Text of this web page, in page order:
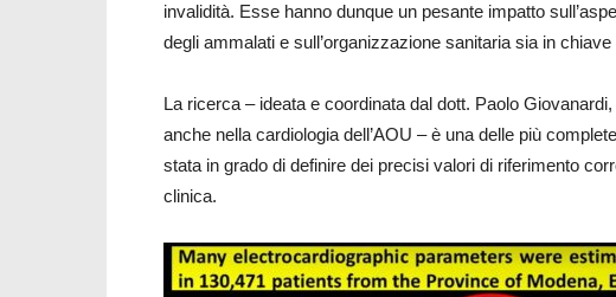
invalidità. Esse hanno dunque un pesante impatto
degli ammalati e sull’organizzazione sanitaria sia in
La ricerca – ideata e coordinata dal dott. Paolo
anche nella cardiologia dell’AOU – è una delle più
stata in grado di definire dei precisi valori di riferimento
clinica.